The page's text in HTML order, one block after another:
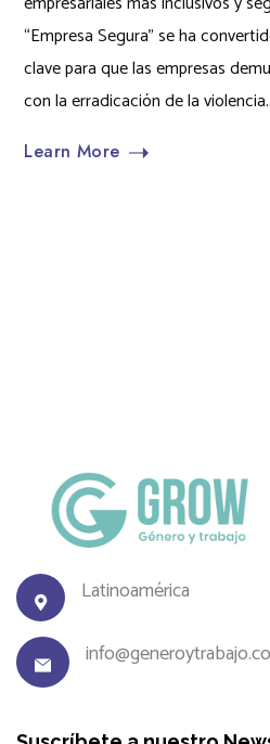
“Empresa Segura” se ha
clave para que las empresas
con la erradicación de la
Learn More
Latinoamérica